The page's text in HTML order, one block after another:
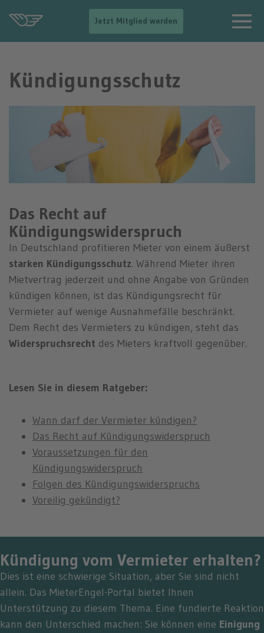
Jetzt Mitglied werden
-
-
>
a
d
e
n
Kündigungsschutz
Das Recht auf
Kündigungswiderspruch
In Deutschland profitieren Mieter von einem äußerst
starken Kündigungsschutz. Während Mieter ihren
Mietvertrag jederzeit und ohne Angabe von Gründen
kündigen können, ist das Kündigungsrecht für
Vermieter auf wenige Ausnahmefälle beschränkt.
Dem Recht des Vermieters zu kündigen, steht das
Widerspruchsrecht des Mieters kraftvoll gegenüber.
Lesen Sie in diesem Ratgeber:
Wann darf der Vermieter kündigen?
Das Recht auf Kündigungswiderspruch
Voraussetzungen für den
Kündigungswiderspruch
Folgen des Kündigungswiderspruchs
Voreilig gekündigt?
Kündigung vom Vermieter erhalten?
Dies ist eine schwierige Situation, aber Sie sind nicht
allein. Das MieterEngel-Portal bietet Ihnen
Unterstützung zu diesem Thema. Eine fundierte Reaktion
kann den Unterschied machen: Sie können eine Einigung